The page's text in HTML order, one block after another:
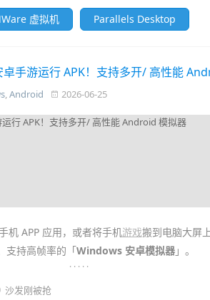
虚拟机 Parallels Desktop
手游运行 APK！支持多开/ 高性能
,Android 2026-06-25
机 APP 应用，或者将手机游戏搬到电脑大屏
支持高帧率的「Windows 安卓模拟器」。
本更新——「
」，底层直接
. . . . .
沙发刚被抢